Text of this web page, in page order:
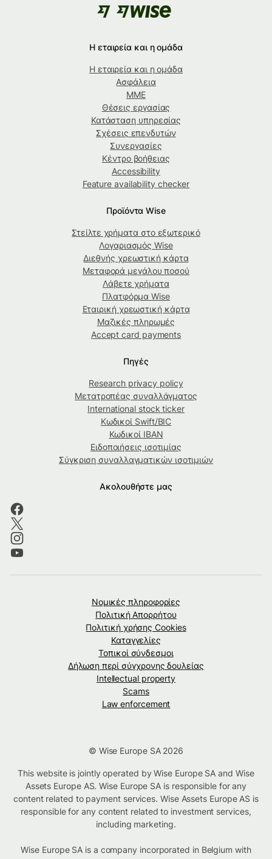
Η εταιρεία και η ομάδα
Η εταιρεία και η ομάδα
Ασφάλεια
ΜΜΕ
Θέσεις εργασίας
Κατάσταση υπηρεσίας
Σχέσεις επενδυτών
Συνεργασίες
Κέντρο βοήθειας
Accessibility
Feature availability checker
Προϊόντα Wise
Στείλτε χρήματα στο εξωτερικό
Λογαριασμός Wise
Διεθνής χρεωστική κάρτα
Μεταφορά μεγάλου ποσού
Λάβετε χρήματα
Πλατφόρμα Wise
Εταιρική χρεωστική κάρτα
Μαζικές πληρωμές
Accept card payments
Πηγές
Research privacy policy
Μετατροπέας συναλλάγματος
International stock ticker
Κωδικοί Swift/BIC
Κωδικοί IBAN
Ειδοποιήσεις ισοτιμίας
Σύγκριση συναλλαγματικών ισοτιμιών
Ακολουθήστε μας
Νομικές πληροφορίες
Πολιτική Απορρήτου
Πολιτική χρήσης Cookies
Καταγγελίες
Τοπικοί σύνδεσμοι
Δήλωση περί σύγχρονης δουλείας
Intellectual property
Scams
Law enforcement
© Wise Europe SA 2026
This website is jointly operated by Wise Europe SA and Wise
Assets Europe AS. Wise Europe SA is responsible for any
content related to payment services. Wise Assets Europe AS is
responsible for any content related to investment services,
including marketing.
Wise Europe SA is a company incorporated in Belgium with